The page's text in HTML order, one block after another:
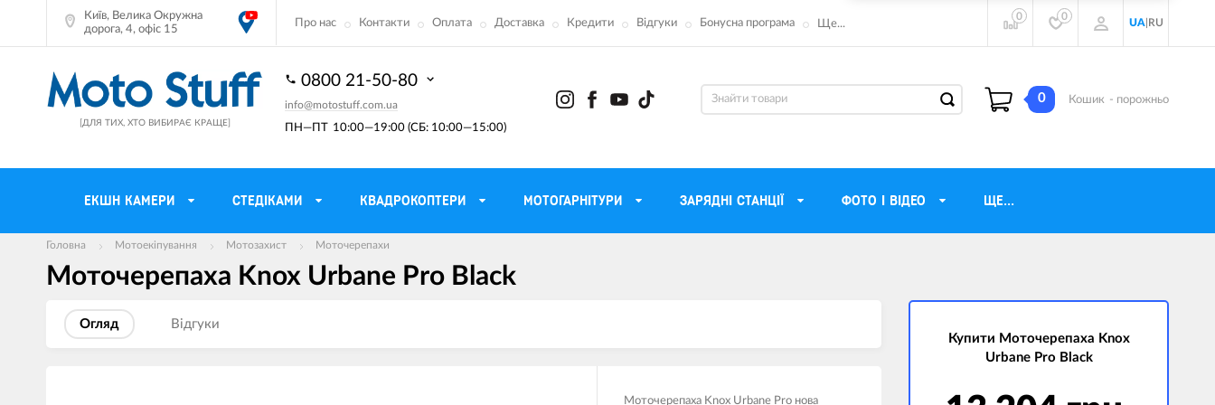
Київ, Велика Окружна
дорога, 4, офіс 15
Про нас Контакти Оплата Доставка Кредити Відгуки Бонусна програма Ще...
0 0
UA| RU
[ДЛЯ ТИХ, ХТО ВИБИРАЄ КРАЩЕ] ПН—ПТ 10:00—19:00 (СБ: 10:00—15:00)
0800 21-50-80
info@motostuff.com.ua 0 Кошик - порожньо
ЕКШН КАМЕРИ CТЕДІКАМИ КВАДРОКОПТЕРИ МОТОГАРНІТУРИ ЗАРЯДНІ СТАНЦІЇ ФОТО І ВІДЕО ЩЕ...
Мотошоломи
Мотокуртки
Тримачі смартфону
Веб-камеры
Інверторні генератори
Трехфазные генераторы
Головна Мотоекіпування Мотозахист Моточерепахи
Моточерепаха Knox Urbane Pro Black
Огляд Вiдгуки
Моточерепаха Knox Urbane Pro нова
Купити Моточерепаха Knox
Urbane Pro Black